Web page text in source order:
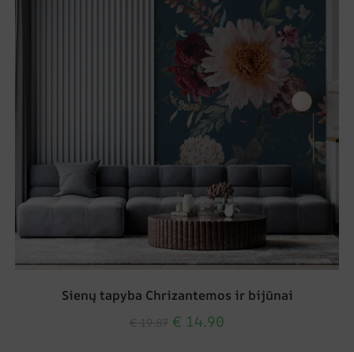
Sienų tapyba Chrizantemos ir bijūnai
€ 14.90